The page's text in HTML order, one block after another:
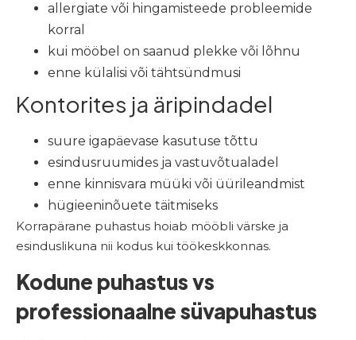
allergiate või hingamisteede probleemide
korral
kui mööbel on saanud plekke või lõhnu
enne külalisi või tähtsündmusi
Kontorites ja äripindadel
suure igapäevase kasutuse tõttu
esindusruumides ja vastuvõtualadel
enne kinnisvara müüki või üürileandmist
hügieeninõuete täitmiseks
Korrapärane puhastus hoiab mööbli värske ja
esinduslikuna nii kodus kui töökeskkonnas.
Kodune puhastus vs
professionaalne süvapuhastus